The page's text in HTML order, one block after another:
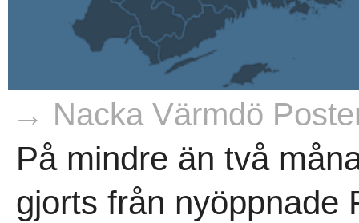
→ Nacka Värmdö
På mindre än två
gjorts från nyöppnade